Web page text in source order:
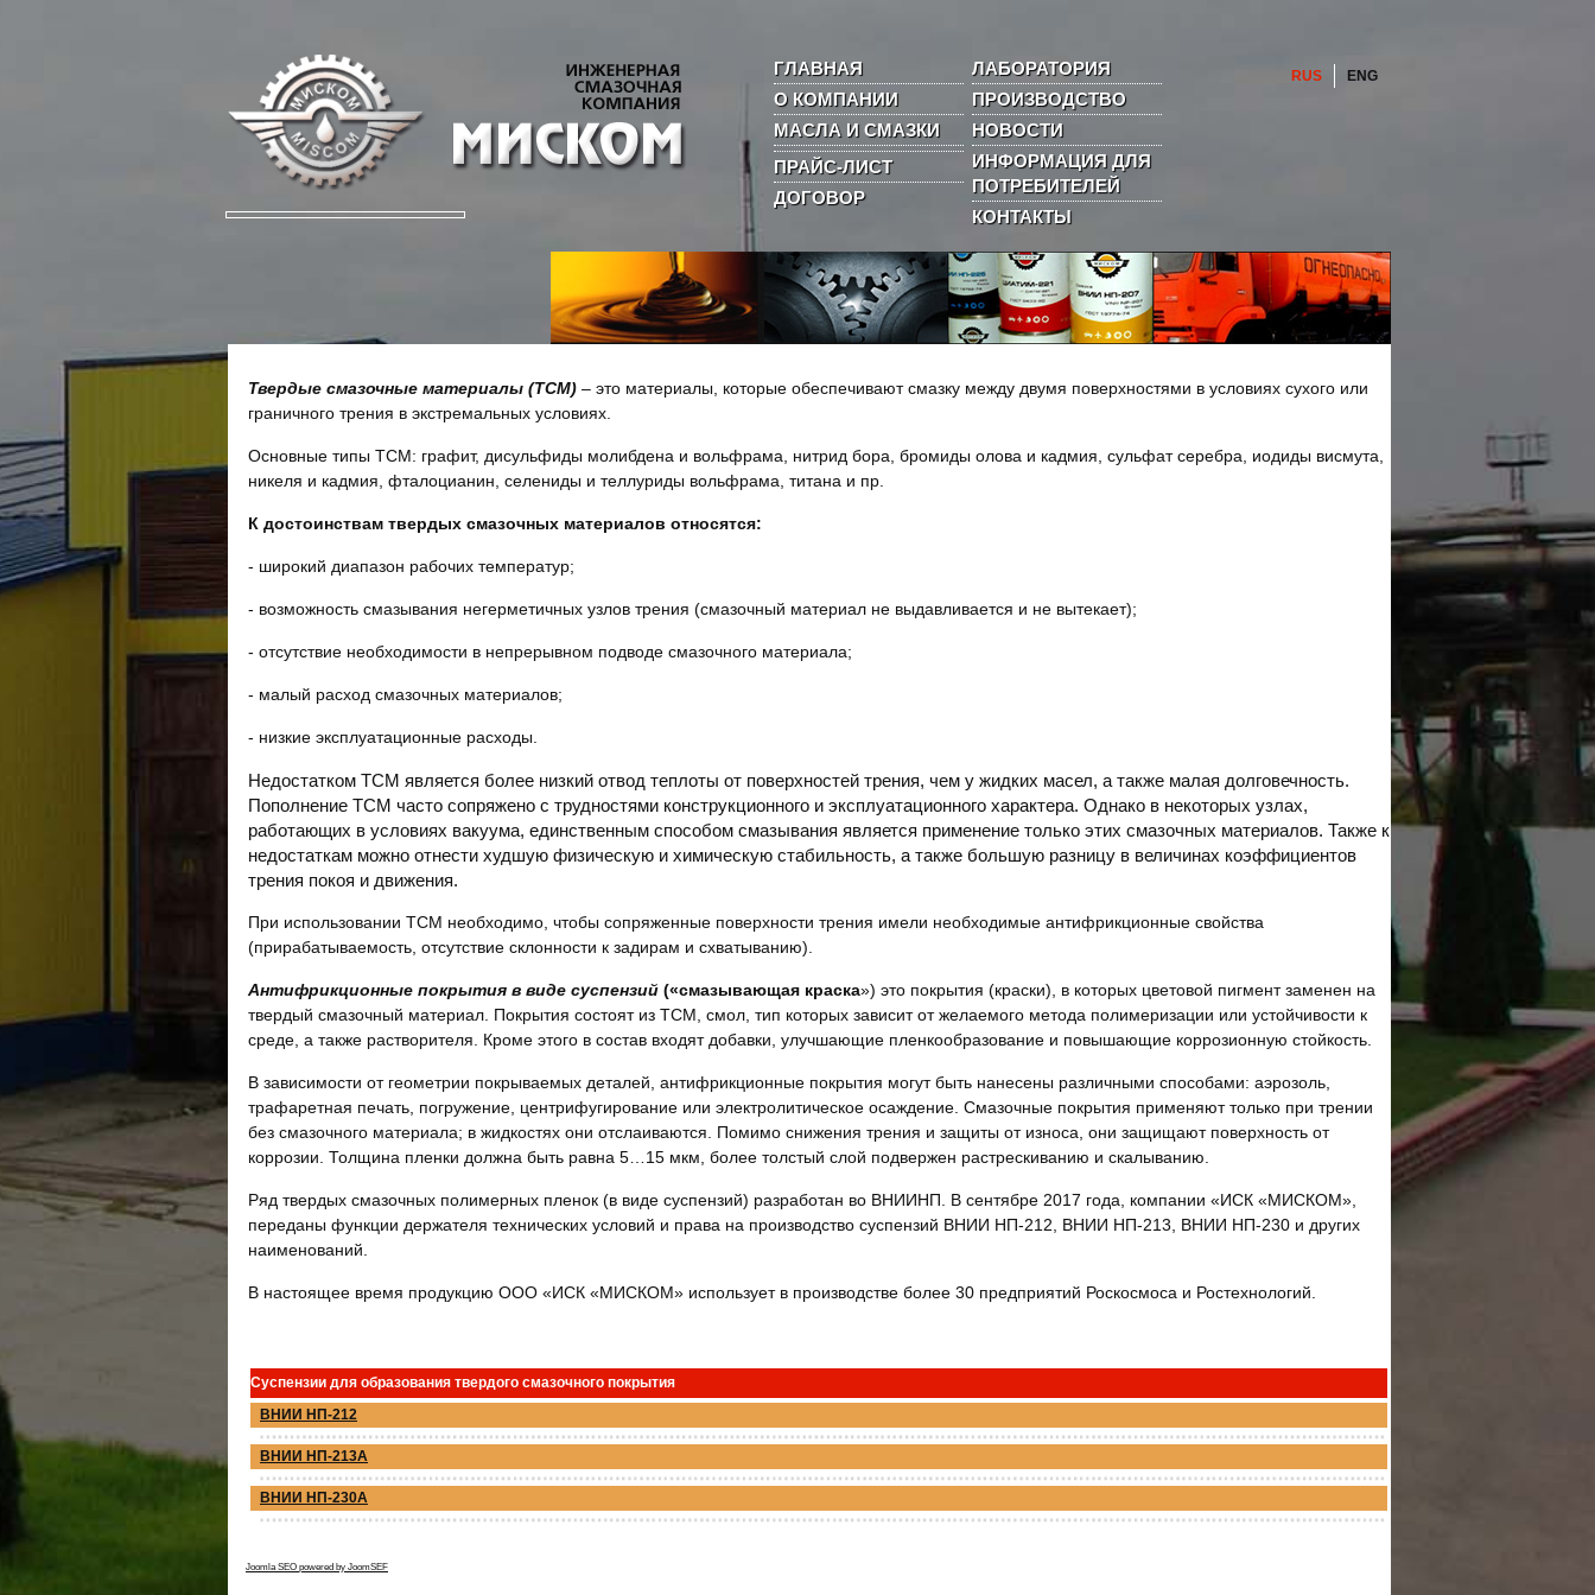
RUS ENG
ГЛАВНАЯ
О КОМПАНИИ
МАСЛА И СМАЗКИ
ПРАЙС-ЛИСТ
ДОГОВОР
ЛАБОРАТОРИЯ
ПРОИЗВОДСТВО
НОВОСТИ
ИНФОРМАЦИЯ ДЛЯ
ПОТРЕБИТЕЛЕЙ
КОНТАКТЫ
Твердые смазочные материалы (ТСМ) – это материалы, которые обеспечивают смазку между двумя поверхностями в условиях сухого или
граничного трения в экстремальных условиях.
Основные типы ТСМ: графит, дисульфиды молибдена и вольфрама, нитрид бора, бромиды олова и кадмия, сульфат серебра, иодиды висмута,
никеля и кадмия, фталоцианин, селениды и теллуриды вольфрама, титана и пр.
К достоинствам твердых смазочных материалов относятся:
- широкий диапазон рабочих температур;
- возможность смазывания негерметичных узлов трения (смазочный материал не выдавливается и не вытекает);
- отсутствие необходимости в непрерывном подводе смазочного материала;
- малый расход смазочных материалов;
- низкие эксплуатационные расходы.
Недостатком ТСМ является более низкий отвод теплоты от поверхностей трения, чем у жидких масел, а также малая долговечность.
Пополнение ТСМ часто сопряжено с трудностями конструкционного и эксплуатационного характера. Однако в некоторых узлах,
работающих в условиях вакуума, единственным способом смазывания является применение только этих смазочных материалов. Также к
недостаткам можно отнести худшую физическую и химическую стабильность, а также большую разницу в величинах коэффициентов
трения покоя и движения.
При использовании ТСМ необходимо, чтобы сопряженные поверхности трения имели необходимые антифрикционные свойства
(прирабатываемость, отсутствие склонности к задирам и схватыванию).
Антифрикционные покрытия в виде суспензий («смазывающая краска») это покрытия (краски), в которых цветовой пигмент заменен на
твердый смазочный материал. Покрытия состоят из ТСМ, смол, тип которых зависит от желаемого метода полимеризации или устойчивости к
среде, а также растворителя. Кроме этого в состав входят добавки, улучшающие пленкообразование и повышающие коррозионную стойкость.
В зависимости от геометрии покрываемых деталей, антифрикционные покрытия могут быть нанесены различными способами: аэрозоль,
трафаретная печать, погружение, центрифугирование или электролитическое осаждение. Смазочные покрытия применяют только при трении
без смазочного материала; в жидкостях они отслаиваются. Помимо снижения трения и защиты от износа, они защищают поверхность от
коррозии. Толщина пленки должна быть равна 5…15 мкм, более толстый слой подвержен растрескиванию и скалыванию.
Ряд твердых смазочных полимерных пленок (в виде суспензий) разработан во ВНИИНП. В сентябре 2017 года, компании «ИСК «МИСКОМ»,
переданы функции держателя технических условий и права на производство суспензий ВНИИ НП-212, ВНИИ НП-213, ВНИИ НП-230 и других
наименований.
В настоящее время продукцию ООО «ИСК «МИСКОМ» использует в производстве более 30 предприятий Роскосмоса и Ростехнологий.
Суспензии для образования твердого смазочного покрытия
ВНИИ НП-212
ВНИИ НП-213А
ВНИИ НП-230А
Joomla SEO powered by JoomSEF